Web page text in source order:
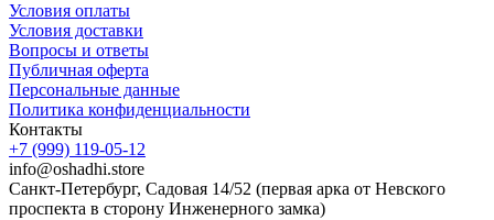
Условия оплаты
Условия доставки
Вопросы и ответы
Публичная оферта
Персональные данные
Политика конфиденциальности
Контакты
+7 (999) 119-05-12
info@oshadhi.store
Санкт-Петербург, Садовая 14/52 (первая арка от Невского
проспекта в сторону Инженерного замка)